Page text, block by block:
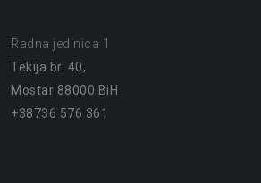
Radna jedinica 1
Tekija br. 40,
Mostar 88000 BiH
+38736 576 361